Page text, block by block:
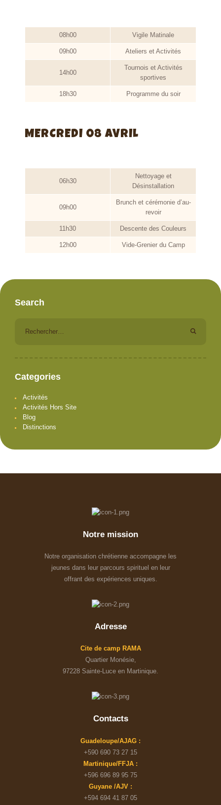
08h00 Vigile Matinale
09h00 Ateliers et Activités
14h00
Tournois et Activités
sportives
18h30 Programme du soir
MERCREDI 08 AVRIL
06h30
Nettoyage et
Désinstallation
09h00
Brunch et cérémonie d’au-
revoir
11h30 Descente des Couleurs
12h00 Vide-Grenier du Camp
Search
Categories
Activités
Activités Hors Site
Blog
Distinctions
Notre mission
Notre organisation chrétienne accompagne les
jeunes dans leur parcours spirituel en leur
offrant des expériences uniques.
Adresse
Cite de camp RAMA
Quartier Monésie,
97228 Sainte-Luce en Martinique.
Contacts
Guadeloupe/AJAG :
+590 690 73 27 15
Martinique/FFJA :
+596 696 89 95 75
Guyane /AJV :
+594 694 41 87 05